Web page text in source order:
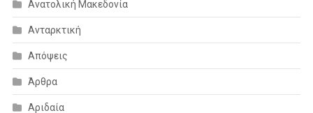
Ανατολική Μακεδονία
Ανταρκτική
Απόψεις
Άρθρα
Αριδαία